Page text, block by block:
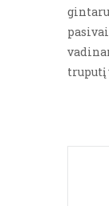
truputį